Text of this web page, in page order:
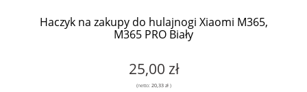
Haczyk na zakupy do hulajnogi Xiaomi M365,
M365 PRO Biały
25,00 zł
(netto: 20,33 zł)